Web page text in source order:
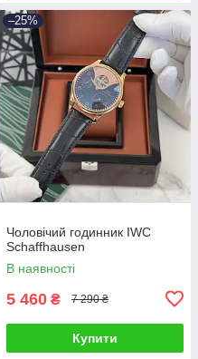
–25%
Чоловічий годинник IWC
Schaffhausen
В наявності
5 460 ₴ 7 290 ₴
Купити